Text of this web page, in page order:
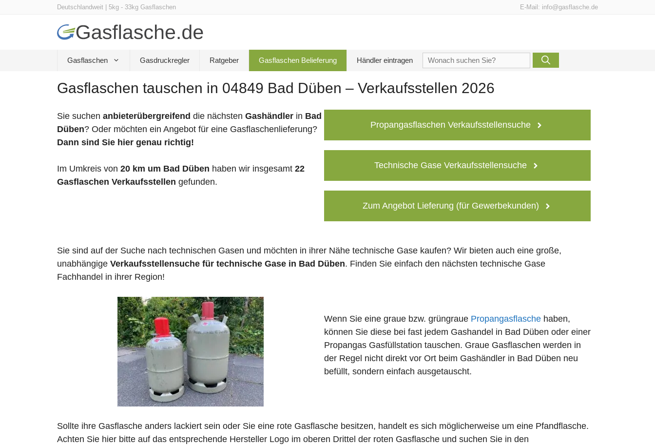
E-Mail: info@gasflasche.de
Deutschlandweit | 5kg - 33kg Gasflaschen
Gasflaschen Gasdruckregler Ratgeber Gasflaschen Belieferung Händler eintragen
Suche
Gasflaschen tauschen in 04849 Bad Düben – Verkaufsstellen 2026
Sie suchen anbieterübergreifend die nächsten Gashändler in Bad
Düben? Oder möchten ein Angebot für eine Gasflaschenlieferung?
Dann sind Sie hier genau richtig!
Im Umkreis von 20 km um Bad Düben haben wir insgesamt 22
Gasflaschen Verkaufsstellen gefunden.
Propangasflaschen Verkaufsstellensuche
Technische Gase Verkaufsstellensuche
Zum Angebot Lieferung (für Gewerbekunden)
Sie sind auf der Suche nach technischen Gasen und möchten in ihrer Nähe technische Gase kaufen? Wir bieten auch eine große,
unabhängige Verkaufsstellensuche für technische Gase in Bad Düben. Finden Sie einfach den nächsten technische Gase
Fachhandel in ihrer Region!
Wenn Sie eine graue bzw. grüngraue Propangasflaschehaben,
können Sie diese bei fast jedem Gashandel in Bad Düben oder einer
Propangas Gasfüllstation tauschen. Graue Gasflaschen werden in
der Regel nicht direkt vor Ort beim Gashändler in Bad Düben neu
befüllt, sondern einfach ausgetauscht.
Sollte ihre Gasflasche anders lackiert sein oder Sie eine rote Gasflasche besitzen, handelt es sich möglicherweise um eine Pfandflasche.
Achten Sie hier bitte auf das entsprechende Hersteller Logo im oberen Drittel der roten Gasflasche und suchen Sie in den